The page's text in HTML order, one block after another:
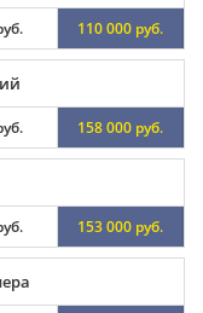
110 000 руб.
158 000 руб.
153 000 руб.